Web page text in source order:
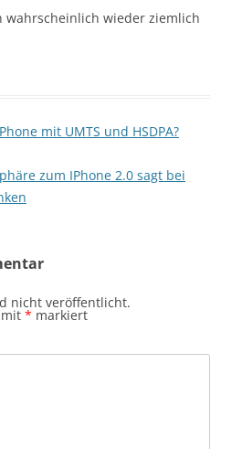
wahrscheinlich wieder ziemlich
mit UMTS und HSDPA?
zum IPhone 2.0 sagt bei
nicht veröffentlicht.
* markiert